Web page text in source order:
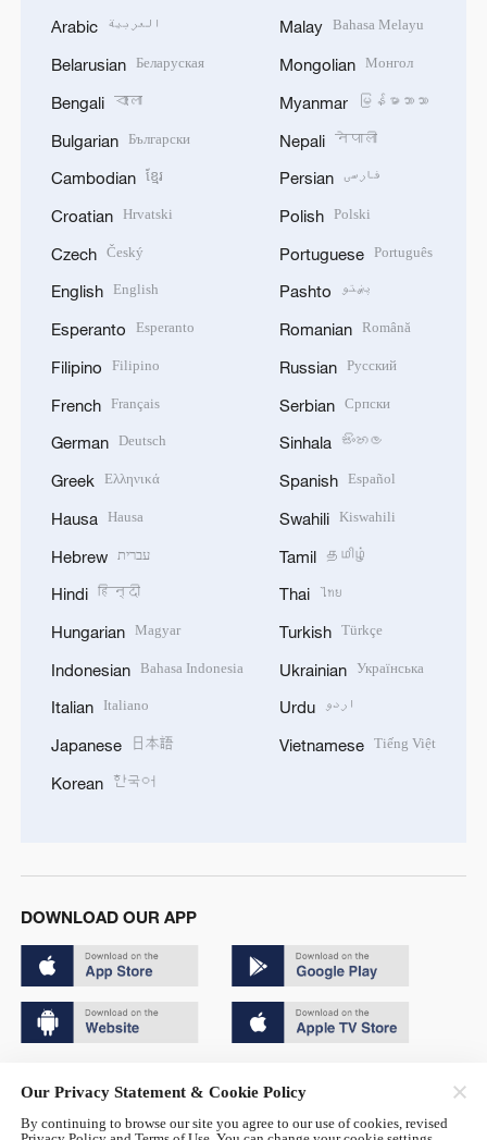
Arabic العربية
Belarusian Беларуская
Bengali বাংলা
Bulgarian Български
Cambodian ខ្មែរ
Croatian Hrvatski
Czech Český
English English
Esperanto Esperanto
Filipino Filipino
French Français
German Deutsch
Greek Ελληνικά
Hausa Hausa
Hebrew עברית
Hindi हिन्दी
Hungarian Magyar
Indonesian Bahasa Indonesia
Italian Italiano
Japanese 日本語
Korean 한국어
Malay Bahasa Melayu
Mongolian Монгол
Myanmar မြန်မာဘာသာ
Nepali नेपाली
Persian فارسی
Polish Polski
Portuguese Português
Pashto پښتو
Romanian Română
Russian Русский
Serbian Српски
Sinhala සිංහල
Spanish Español
Swahili Kiswahili
Tamil தமிழ்
Thai ไทย
Turkish Türkçe
Ukrainian Українська
Urdu اردو
Vietnamese Tiếng Việt
DOWNLOAD OUR APP
Our Privacy Statement & Cookie Policy
By continuing to browse our site you agree to our use of cookies, revised